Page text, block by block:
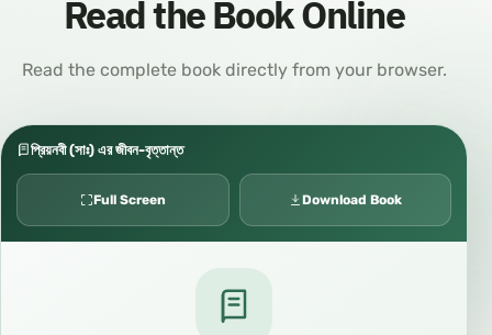
Read the Book Online
Read the complete book directly from your browser.
প্রিয়নবী (সাঃ) এর জীবন-বৃত্তান্ত
Full Screen Download Book